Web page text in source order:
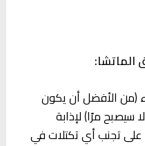
(من الأفضل أن يكون
سيصبح مرًا) لإذابة
تجنب أي تكتلات في